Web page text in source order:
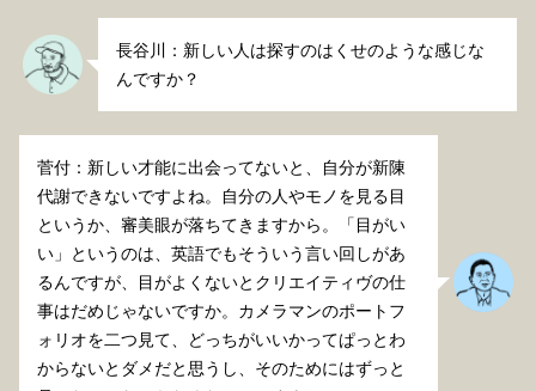
長谷川：新しい人は探すのはくせのような感じな
んですか？
菅付：新しい才能に出会ってないと、自分が新陳
代謝できないですよね。自分の人やモノを見る目
というか、審美眼が落ちてきますから。「目がい
い」というのは、英語でもそういう言い回しがあ
るんですが、目がよくないとクリエイティヴの仕
事はだめじゃないですか。カメラマンのポートフ
ォリオを二つ見て、どっちがいいかってぱっとわ
からないとダメだと思うし、そのためにはずっと